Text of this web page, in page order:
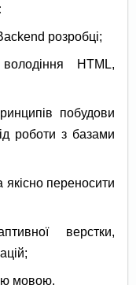
розробці;
HTML,
побудови
роботи з базами
переносити
верстки,
мовою.